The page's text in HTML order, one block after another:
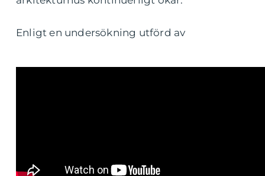
Enligt en undersökning utförd av